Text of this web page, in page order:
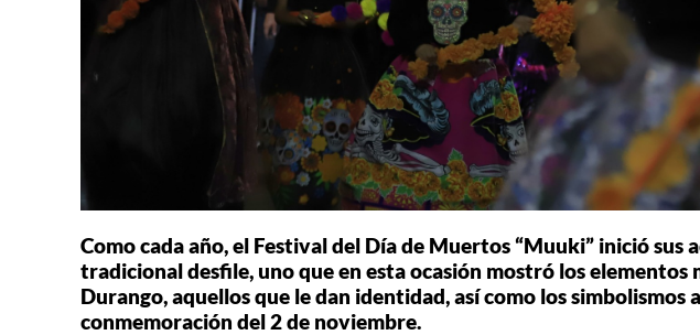
Como cada año, el Festival del Día de Muertos “Muuki” inició sus
tradicional desfile, uno que en esta ocasión mostró los elementos
Durango, aquellos que le dan identidad, así como los simbolismos
conmemoración del 2 de noviembre.